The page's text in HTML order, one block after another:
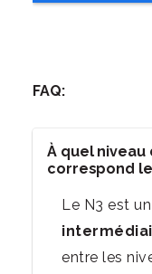
FAQ:
À quel
correspond le
Le N3 est
entre les